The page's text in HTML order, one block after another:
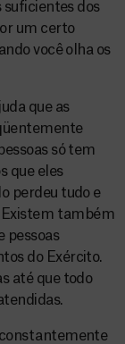
suficientes dos
um certo
você olha os
que as
só tem
que eles
perdeu tudo e
Existem também
pessoas
do Exército.
até que todo